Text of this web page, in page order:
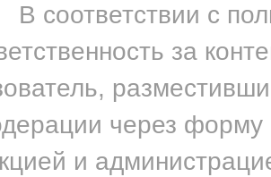
В соответствии с
за
через форму
и